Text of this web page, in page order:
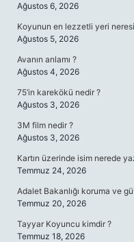
Ağustos 6, 2026
Koyunun en lezzetli yeri
Ağustos 5, 2026
Avanın anlamı ?
Ağustos 4, 2026
75’in karekökü nedir ?
Ağustos 3, 2026
3M film nedir ?
Ağustos 3, 2026
Kartın üzerinde isim nerede
Temmuz 24, 2026
Adalet Bakanlığı koruma ve
Temmuz 20, 2026
Tayyar Koyuncu kimdir ?
Temmuz 18, 2026